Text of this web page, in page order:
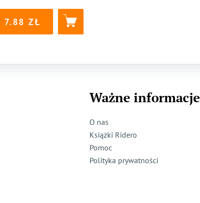
7.88
Ważne informacje
O nas
Książki Ridero
Pomoc
Polityka prywatności